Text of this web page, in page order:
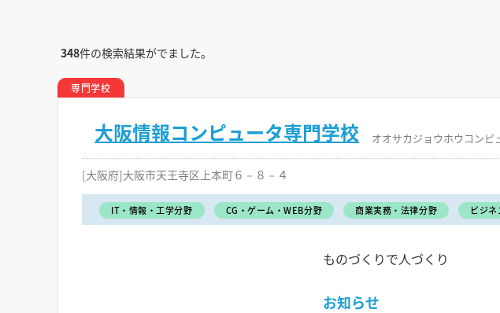
348件の検索結果がでました。
専門学校
大阪情報コンピュータ専門学校 オオサカジョウホウコンピ
[大阪府]大阪市天王寺区上本町６－８－４
IT・情報・工学分野 CG・ゲーム・WEB分野 商業実務・法律分野 ビジ
ものづくりで人づくり
お知らせ